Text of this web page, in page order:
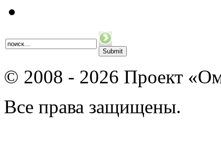
© 2008 - 2026 Проект
Все права защищены.